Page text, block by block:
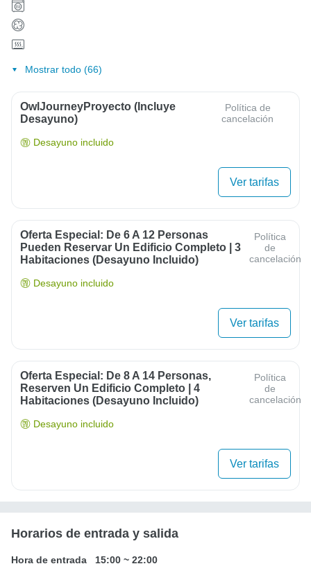
Mostrar todo (66)
OwlJourneyProyecto (Incluye
Desayuno)
Política de
cancelación
Desayuno incluido
Ver tarifas
Oferta Especial: De 6 A 12 Personas
Pueden Reservar Un Edificio Completo | 3
Habitaciones (desayuno Incluido)
Política
de
cancelación
Desayuno incluido
Ver tarifas
Oferta Especial: De 8 A 14 Personas,
Reserven Un Edificio Completo | 4
Habitaciones (desayuno Incluido)
Política
de
cancelación
Desayuno incluido
Ver tarifas
Horarios de entrada y salida
Hora de entrada 15:00 ~ 22:00